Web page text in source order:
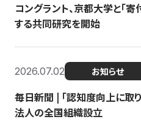
コングラント、京都大学と「
する共同研究を開始
2026.07.02 お知らせ
毎日新聞 | 「認知度向上に取
法人の全国組織設立